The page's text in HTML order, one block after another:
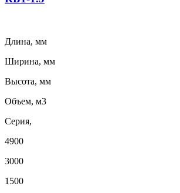
Длина, мм
Ширина, мм
Высота, мм
Объем, м3
Серия,
4900
3000
1500